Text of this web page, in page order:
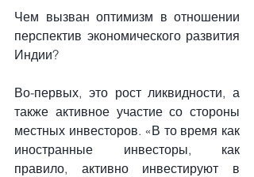
Чем вызван оптимизм в отношении
перспектив экономического развития
Индии?
Во-первых, это рост ликвидности, а
также активное участие со стороны
местных инвесторов. «В то время как
иностранные инвесторы, как
правило, активно инвестируют в